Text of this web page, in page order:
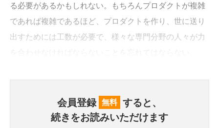
る必要があるかもしれない。もちろんプロダクトが複雑
であれば複雑であるほど、プロダクトを作り、世に送り
出すためには工数が必要で、様々な専門分野の人々が力
会員登録 無料 すると、
続きをお読みいただけます